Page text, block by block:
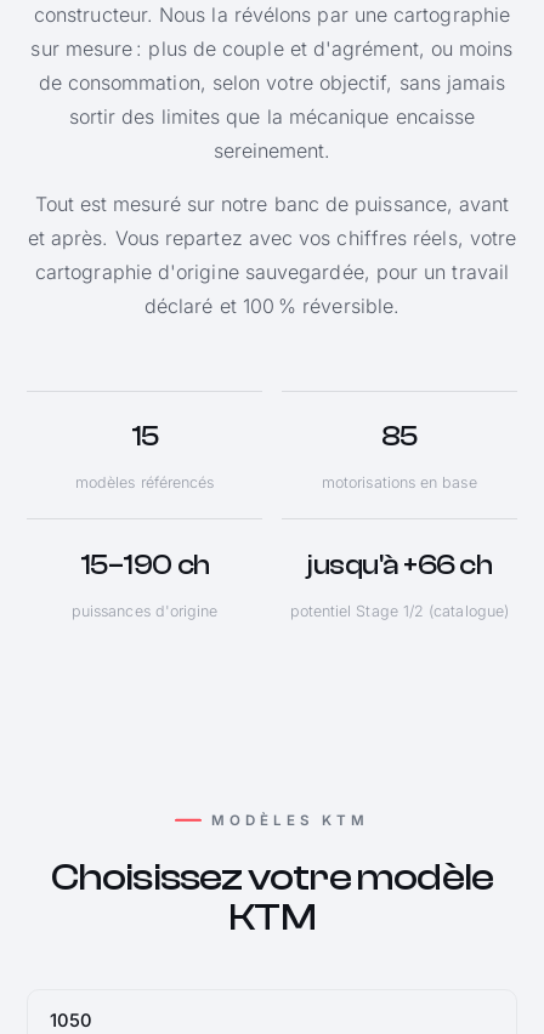
constructeur. Nous la révélons par une cartographie
sur mesure : plus de couple et d'agrément, ou moins
de consommation, selon votre objectif, sans jamais
sortir des limites que la mécanique encaisse
sereinement.
Tout est mesuré sur notre banc de puissance, avant
et après. Vous repartez avec vos chiffres réels, votre
cartographie d'origine sauvegardée, pour un travail
déclaré et 100 % réversible.
15
modèles référencés
85
motorisations en base
15–190 ch
puissances d'origine
jusqu'à +66 ch
potentiel Stage 1/2 (catalogue)
MODÈLES KTM
Choisissez votre modèle
KTM
1050